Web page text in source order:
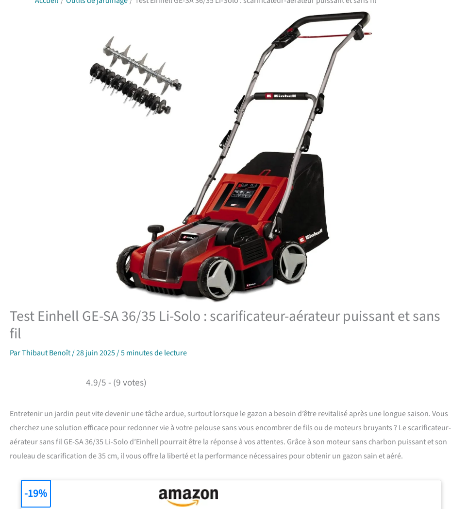
Test Einhell GE-SA 36/35 Li-Solo : scarificateur-aérateur puissant et sans
fil
ParThibaut Benoît/28 juin 2025/5 minutes de lecture
4.9/5 - (9 votes)
Entretenir un jardin peut vite devenir une tâche ardue, surtout lorsque le gazon a besoin d’être revitalisé après une longue saison. Vous
cherchez une solution efficace pour redonner vie à votre pelouse sans vous encombrer de fils ou de moteurs bruyants ? Le scarificateur-
aérateur sans fil GE-SA 36/35 Li-Solo d’Einhell pourrait être la réponse à vos attentes. Grâce à son moteur sans charbon puissant et son
rouleau de scarification de 35 cm, il vous offre la liberté et la performance nécessaires pour obtenir un gazon sain et aéré.
-19%